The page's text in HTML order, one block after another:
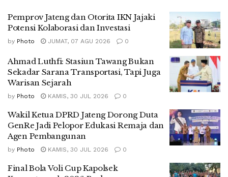
Pemprov Jateng dan Otorita IKN Jajaki
Potensi Kolaborasi dan Investasi
by Photo JUMAT, 07 AGU 2026 0
Ahmad Luthfi: Stasiun Tawang Bukan
Sekadar Sarana Transportasi, Tapi Juga
Warisan Sejarah
by Photo KAMIS, 30 JUL 2026 0
Wakil Ketua DPRD Jateng Dorong Duta
GenRe Jadi Pelopor Edukasi Remaja dan
Agen Pembangunan
by Photo KAMIS, 30 JUL 2026 0
Final Bola Voli Cup Kapolsek